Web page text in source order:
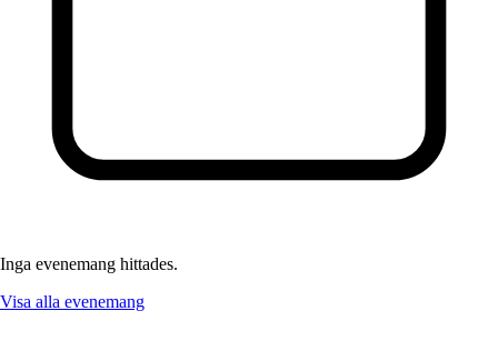
Inga evenemang hittades.
Visa alla evenemang